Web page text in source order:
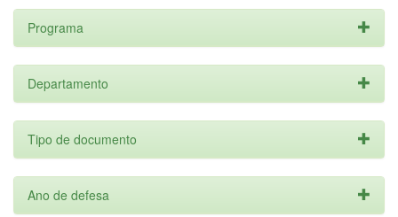
Programa
Departamento
Tipo de documento
Ano de defesa